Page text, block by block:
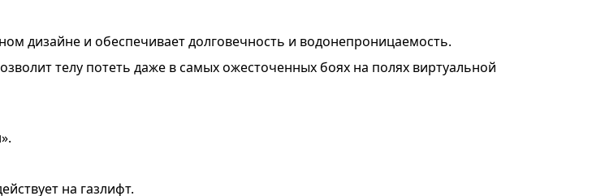
дизайне и обеспечивает долговечность и водонепроницаемость.
телу потеть даже в самых ожесточенных боях на полях виртуальной
на газлифт.